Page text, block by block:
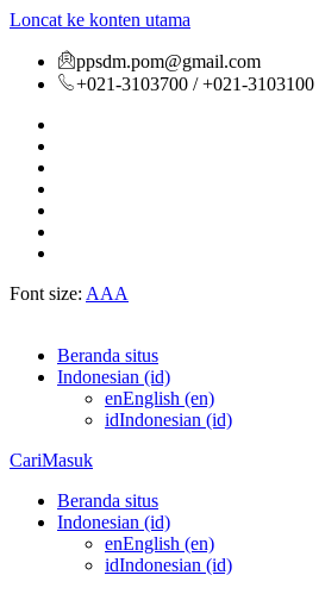
Loncat ke konten utama
ppsdm.pom@gmail.com
+021-3103700 / +021-3103100
Font size: AAA
Beranda situs
Indonesian ‎(id)‎
enEnglish ‎(en)‎
idIndonesian ‎(id)‎
CariMasuk
Beranda situs
Indonesian ‎(id)‎
enEnglish ‎(en)‎
idIndonesian ‎(id)‎